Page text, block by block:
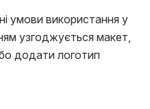
умови використання у
узгоджується макет,
додати логотип